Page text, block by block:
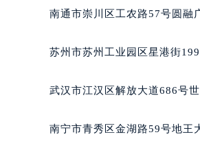
内蒙古自治区
内蒙古自治
内蒙古自治
内蒙古自治区
南通市崇川区工农路57号圆融
苏州市苏州工业园区星港街
武汉市江汉区解放大道686号
南宁市青秀区金湖路59号地王